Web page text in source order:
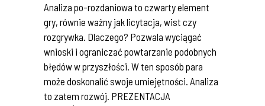
Analiza po-rozdaniowa to czwarty element
gry, równie ważny jak licytacja, wist czy
rozgrywka. Dlaczego? Pozwala wyciągać
wnioski i ograniczać powtarzanie podobnych
błędów w przyszłości. W ten sposób para
może doskonalić swoje umiejętności. Analiza
to zatem rozwój. PREZENTACJA